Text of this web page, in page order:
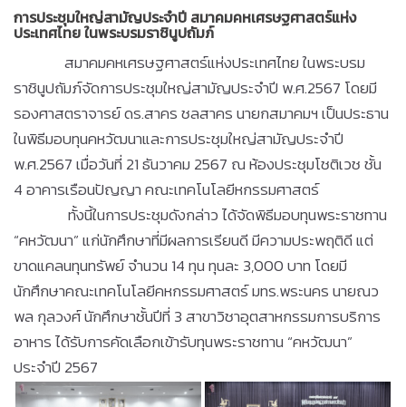
การประชุมใหญ่สามัญประจำปี สมาคมคหเศรษฐศาสตร์แห่ง
ประเทศไทย ในพระบรมราชินูปถัมภ์
สมาคมคหเศรษฐศาสตร์แห่งประเทศไทย ในพระบรม
ราชินูปถัมภ์จัดการประชุมใหญ่สามัญประจำปี พ.ศ.2567 โดยมี
รองศาสตราจารย์ ดร.สาคร ชลสาคร นายกสมาคมฯ เป็นประธาน
ในพิธีมอบทุนคหวัฒนาและการประชุมใหญ่สามัญประจำปี
พ.ศ.2567 เมื่อวันที่ 21 ธันวาคม 2567 ณ ห้องประชุมโชติเวช ชั้น
4 อาคารเรือนปัญญา คณะเทคโนโลยีหกรรมศาสตร์
ทั้งนี้ในการประชุมดังกล่าว ได้จัดพิธีมอบทุนพระราชทาน
“คหวัฒนา” แก่นักศึกษาที่มีผลการเรียนดี มีความประพฤติดี แต่
ขาดแคลนทุนทรัพย์ จำนวน 14 ทุน ทุนละ 3,000 บาท โดยมี
นักศึกษาคณะเทคโนโลยีคหกรรมศาสตร์ มทร.พระนคร นายณว
พล กุลวงศ์ นักศึกษาชั้นปีที่ 3 สาขาวิชาอุตสาหกรรมการบริการ
อาหาร ได้รับการคัดเลือกเข้ารับทุนพระราชทาน “คหวัฒนา”
ประจำปี 2567